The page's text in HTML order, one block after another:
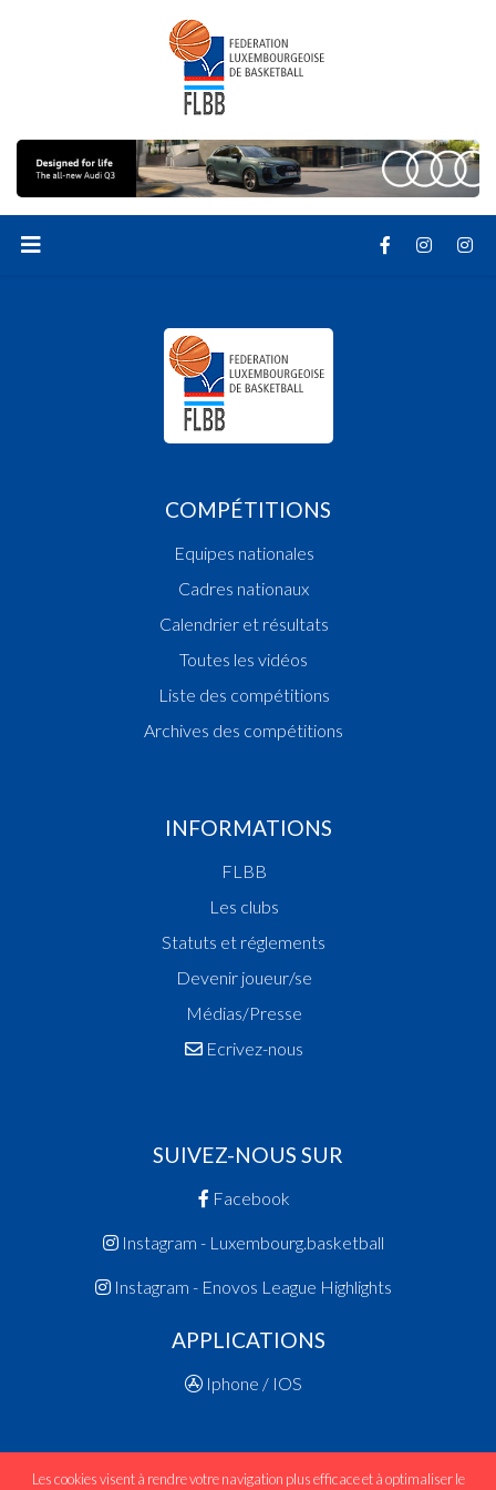
COMPÉTITIONS
Equipes nationales
Cadres nationaux
Calendrier et résultats
Toutes les vidéos
Liste des compétitions
Archives des compétitions
INFORMATIONS
FLBB
Les clubs
Statuts et réglements
Devenir joueur/se
Médias/Presse
Ecrivez-nous
SUIVEZ-NOUS SUR
Facebook
Instagram - Luxembourg.basketball
Instagram - Enovos League Highlights
APPLICATIONS
Iphone / IOS
Les cookies visent à rendre votre navigation plus efficace et à optimaliser le